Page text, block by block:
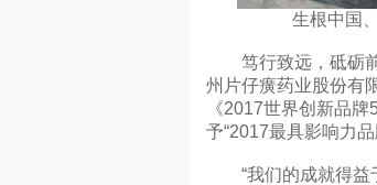
生根中国
笃行致远，砥砺前
州片仔癀药业股份有
《2017世界创新品
予“2017最具影响力品
“我们的成就得益